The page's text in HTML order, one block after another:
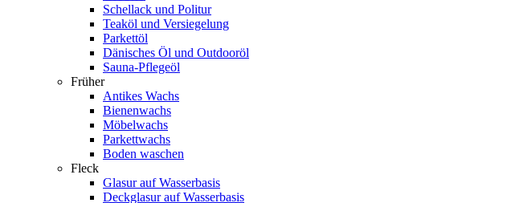
Schellack und Politur
Teaköl und Versiegelung
Parkettöl
Dänisches Öl und Outdooröl
Sauna-Pflegeöl
Früher
Antikes Wachs
Bienenwachs
Möbelwachs
Parkettwachs
Boden waschen
Fleck
Glasur auf Wasserbasis
Deckglasur auf Wasserbasis